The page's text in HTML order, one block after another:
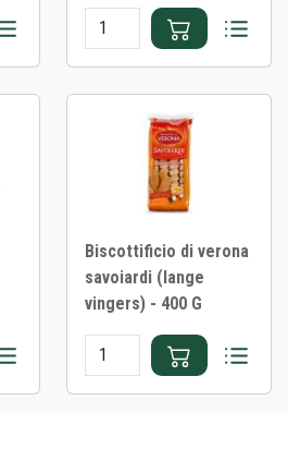
Biscottificio di verona
savoiardi (lange
vingers) - 400 G